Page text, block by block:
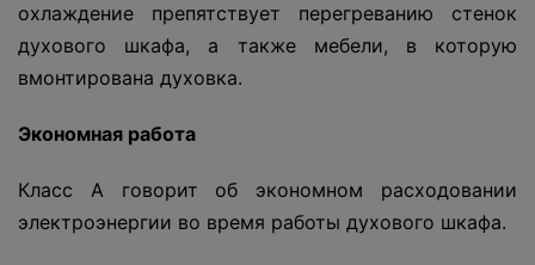
охлаждение препятствует перегреванию стенок
духового шкафа, а также мебели, в которую
вмонтирована духовка.
Экономная работа
Класс А говорит об экономном расходовании
электроэнергии во время работы духового шкафа.